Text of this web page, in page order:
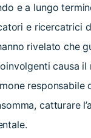
e a lungo
e ricercatrici
rivelato che
causa il
responsabile
catturare